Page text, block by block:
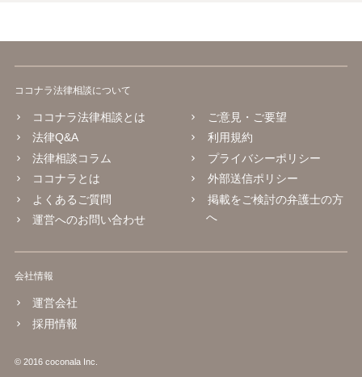
ココナラ法律相談について
ココナラ法律相談とは
法律Q&A
法律相談コラム
ココナラとは
よくあるご質問
運営へのお問い合わせ
ご意見・ご要望
利用規約
プライバシーポリシー
外部送信ポリシー
掲載をご検討の弁護士の方
へ
会社情報
運営会社
採用情報
© 2016 coconala Inc.